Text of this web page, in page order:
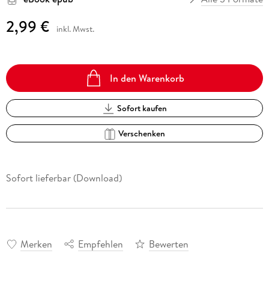
2,99 € inkl. Mwst.
In den Warenkorb
Sofort kaufen
Verschenken
Sofort lieferbar (Download)
Merken Empfehlen Bewerten